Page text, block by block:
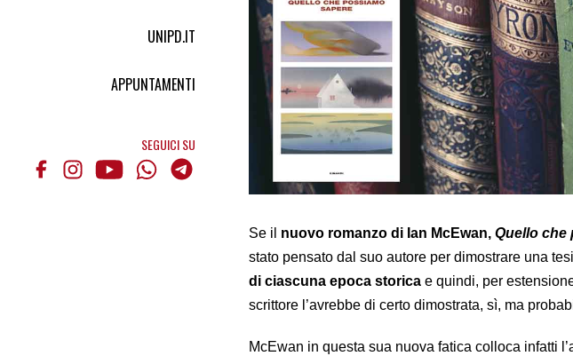
UNIPD.IT
APPUNTAMENTI
SEGUICI SU
Se il nuovo romanzo di Ian McEwan, Quello che
stato pensato dal suo autore per dimostrare una
di ciascuna epoca storica e quindi, per
scrittore l’avrebbe di certo dimostrata, sì, ma
McEwan in questa sua nuova fatica colloca infatti